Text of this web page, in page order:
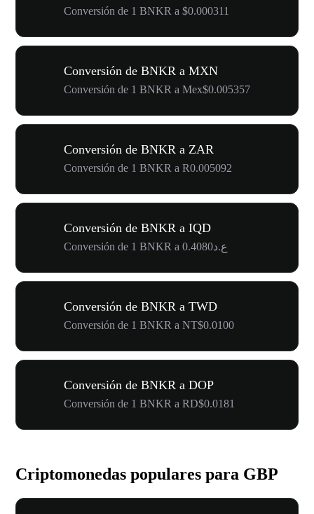
Conversión de 1 BNKR a $0.000311
Conversión de BNKR a MXN
Conversión de 1 BNKR a Mex$0.005357
Conversión de BNKR a ZAR
Conversión de 1 BNKR a R0.005092
Conversión de BNKR a IQD
Conversión de 1 BNKR a ع.د0.4080
Conversión de BNKR a TWD
Conversión de 1 BNKR a NT$0.0100
Conversión de BNKR a DOP
Conversión de 1 BNKR a RD$0.0181
Criptomonedas populares para GBP